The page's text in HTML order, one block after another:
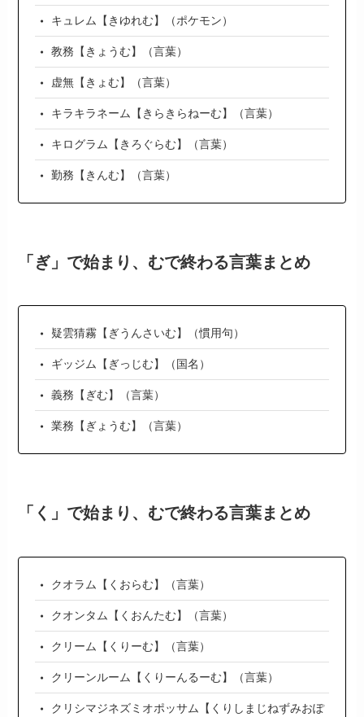
キュレム【きゆれむ】（ポケモン）
教務【きょうむ】（言葉）
虚無【きょむ】（言葉）
キラキラネーム【きらきらねーむ】（言葉）
キログラム【きろぐらむ】（言葉）
勤務【きんむ】（言葉）
「ぎ」で始まり、むで終わる言葉まとめ
疑雲猜霧【ぎうんさいむ】（慣用句）
ギッジム【ぎっじむ】（国名）
義務【ぎむ】（言葉）
業務【ぎょうむ】（言葉）
「く」で始まり、むで終わる言葉まとめ
クオラム【くおらむ】（言葉）
クオンタム【くおんたむ】（言葉）
クリーム【くりーむ】（言葉）
クリーンルーム【くりーんるーむ】（言葉）
クリシマジネズミオポッサム【くりしまじねずみおぽ